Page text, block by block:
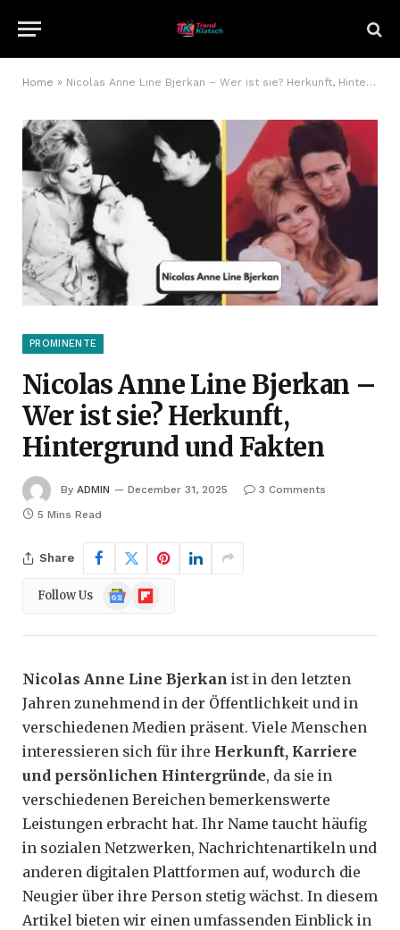
Home » Nicolas Anne Line Bjerkan – Wer ist sie? Herkunft, Hintergrund und Fakten
PROMINENTE
Nicolas Anne Line Bjerkan –
Wer ist sie? Herkunft,
Hintergrund und Fakten
By ADMIN December 31, 2025
3 Comments
5 Mins Read
Share
Follow Us
Google
News
Flipboard
Nicolas Anne Line Bjerkan ist in den letzten
Jahren zunehmend in der Öffentlichkeit und in
verschiedenen Medien präsent. Viele Menschen
interessieren sich für ihre Herkunft, Karriere
und persönlichen Hintergründe, da sie in
verschiedenen Bereichen bemerkenswerte
Leistungen erbracht hat. Ihr Name taucht häufig
in sozialen Netzwerken, Nachrichtenartikeln und
anderen digitalen Plattformen auf, wodurch die
Neugier über ihre Person stetig wächst. In diesem
Artikel bieten wir einen umfassenden Einblick in